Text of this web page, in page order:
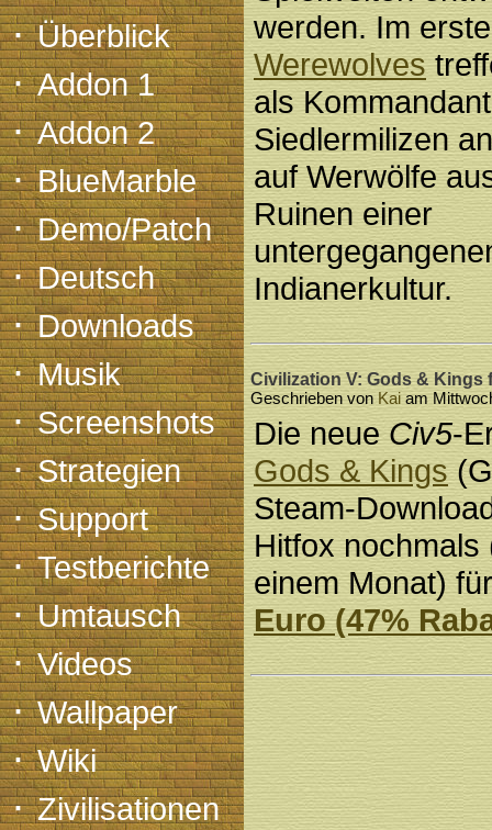
·Überblick
·Addon 1
·Addon 2
·BlueMarble
·Demo/Patch
·Deutsch
·Downloads
·Musik
·Screenshots
·Strategien
·Support
·Testberichte
·Umtausch
·Videos
·Wallpaper
·Wiki
·Zivilisationen
werden. Im
Werewolves
als
Siedlermilizen
auf Werwölfe
Ruinen einer
Indianerkultur.
Civilization V: Gods & Kings
Geschrieben von Kaiam
Die neueCiv5-
Gods & Kings
Steam-
Hitfox
einem Monat)
Euro (47%